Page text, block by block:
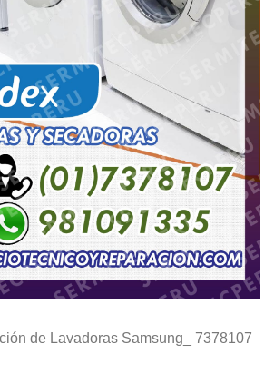
de Lavadoras Samsung_ 7378107